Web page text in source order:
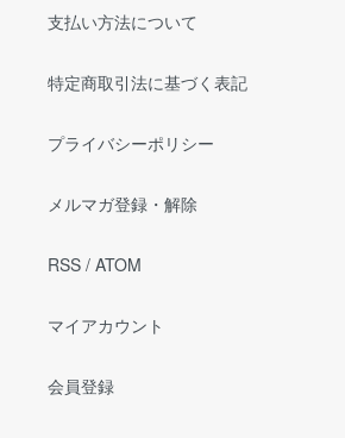
支払い方法について
特定商取引法に基づく表記
プライバシーポリシー
メルマガ登録・解除
RSS / ATOM
マイアカウント
会員登録